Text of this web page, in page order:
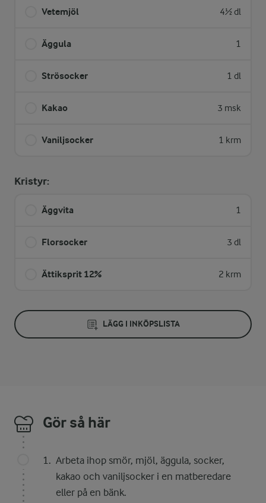
Vetemjöl 4½ dl
Äggula 1
Strösocker 1 dl
Kakao 3 msk
Vaniljsocker 1 krm
Kristyr:
Äggvita 1
Florsocker 3 dl
Ättiksprit 12% 2 krm
LÄGG I INKÖPSLISTA
Gör så här
Arbeta ihop smör, mjöl, äggula, socker,
kakao och vaniljsocker i en matberedare
eller på en bänk.